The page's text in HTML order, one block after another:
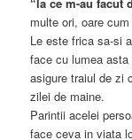
“la ce m-au facut
multe ori, oare
Le este frica sa-si
face cu lumea
asigure traiul de zi
zilei de maine.
Parintii acelei
face ceva in viata